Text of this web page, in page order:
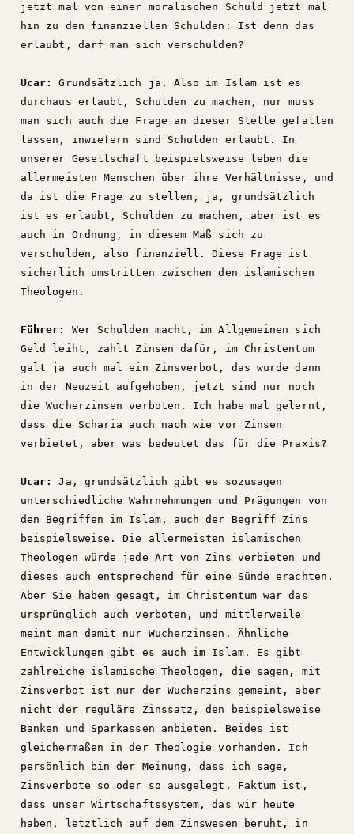
jetzt mal von einer moralischen Schuld jetzt mal
hin zu den finanziellen Schulden: Ist denn das
erlaubt, darf man sich verschulden?
Ucar:
Grundsätzlich ja. Also im Islam ist es
durchaus erlaubt, Schulden zu machen, nur muss
man sich auch die Frage an dieser Stelle gefallen
lassen, inwiefern sind Schulden erlaubt. In
unserer Gesellschaft beispielsweise leben die
allermeisten Menschen über ihre Verhältnisse, und
da ist die Frage zu stellen, ja, grundsätzlich
ist es erlaubt, Schulden zu machen, aber ist es
auch in Ordnung, in diesem Maß sich zu
verschulden, also finanziell. Diese Frage ist
sicherlich umstritten zwischen den islamischen
Theologen.
Führer:
Wer Schulden macht, im Allgemeinen sich
Geld leiht, zahlt Zinsen dafür, im Christentum
galt ja auch mal ein Zinsverbot, das wurde dann
in der Neuzeit aufgehoben, jetzt sind nur noch
die Wucherzinsen verboten. Ich habe mal gelernt,
dass die Scharia auch nach wie vor Zinsen
verbietet, aber was bedeutet das für die Praxis?
Ucar:
Ja, grundsätzlich gibt es sozusagen
unterschiedliche Wahrnehmungen und Prägungen von
den Begriffen im Islam, auch der Begriff Zins
beispielsweise. Die allermeisten islamischen
Theologen würde jede Art von Zins verbieten und
dieses auch entsprechend für eine Sünde erachten.
Aber Sie haben gesagt, im Christentum war das
ursprünglich auch verboten, und mittlerweile
meint man damit nur Wucherzinsen. Ähnliche
Entwicklungen gibt es auch im Islam. Es gibt
zahlreiche islamische Theologen, die sagen, mit
Zinsverbot ist nur der Wucherzins gemeint, aber
nicht der reguläre Zinssatz, den beispielsweise
Banken und Sparkassen anbieten. Beides ist
gleichermaßen in der Theologie vorhanden. Ich
persönlich bin der Meinung, dass ich sage,
Zinsverbote so oder so ausgelegt, Faktum ist,
dass unser Wirtschaftssystem, das wir heute
haben, letztlich auf dem Zinswesen beruht, in